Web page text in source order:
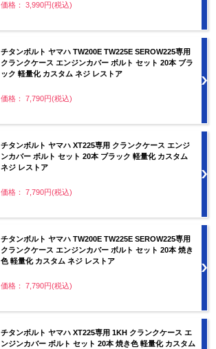
価格： 3,990円(税込)
チタンボルト ヤマハ TW200E TW225E SEROW225専用
クランクケース エンジンカバー ボルト セット 20本 ブラ
ック 軽量化 カスタム ネジ レストア
価格： 7,790円(税込)
チタンボルト ヤマハ XT225専用 クランクケース エンジ
ンカバー ボルト セット 20本 ブラック 軽量化 カスタム
ネジ レストア
価格： 7,790円(税込)
チタンボルト ヤマハ TW200E TW225E SEROW225専用
クランクケース エンジンカバー ボルト セット 20本 焼き
色 軽量化 カスタム ネジ レストア
価格： 7,790円(税込)
チタンボルト ヤマハ XT225専用 1KH クランクケース エ
ンジンカバー ボルト セット 20本 焼き色 軽量化 カスタム